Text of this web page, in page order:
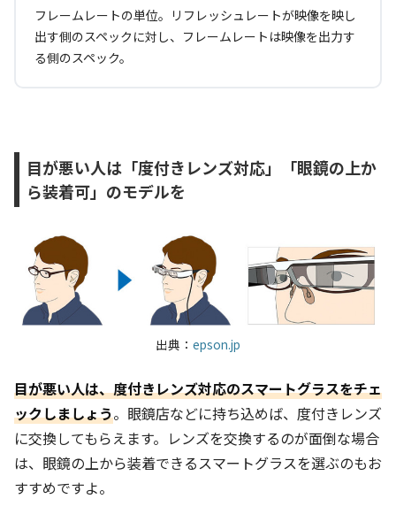
フレームレートの単位。リフレッシュレートが映像を映し
出す側のスペックに対し、フレームレートは映像を出力す
る側のスペック。
目が悪い人は「度付きレンズ対応」「眼鏡の上か
ら装着可」のモデルを
出典： epson.jp
目が悪い人は、度付きレンズ対応のスマートグラスをチェ
ックしましょう。眼鏡店などに持ち込めば、度付きレンズ
に交換してもらえます。レンズを交換するのが面倒な場合
は、眼鏡の上から装着できるスマートグラスを選ぶのもお
すすめですよ。